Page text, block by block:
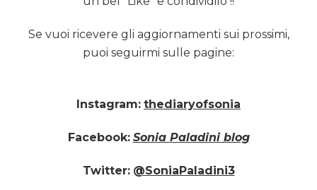
Se vuoi ricevere gli aggiornamenti sui prossimi,
puoi seguirmi sulle pagine:
Instagram: thediaryofsonia
Facebook: Sonia Paladini blog
Twitter: @SoniaPaladini3